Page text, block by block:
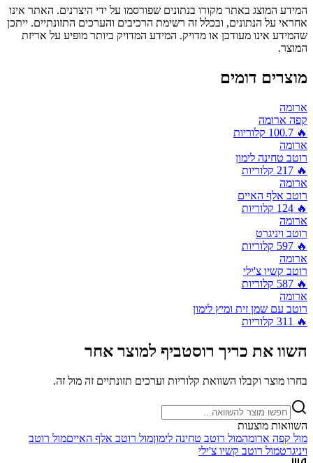
המידע המוצג באתר מקורו בנתונים שפורסמו על ידי היצרנים. האתר אינו
אחראי על הנתונים, ובכלל זה רשימת הרכיבים והערכים התזונתיים. ייתכן
שהמידע אינו מעודכן או מדויק. המידע המדויק ביותר מופיע על אריזת
המוצר.
מוצרים דומים
ארומה
קפה ארומה
🔥
100.7 קלוריות
ארומה
רוטב טחינה לימון
🔥
217 קלוריות
ארומה
רוטב אלף האיים
🔥
124 קלוריות
ארומה
רוטב ויניגרט
🔥
597 קלוריות
ארומה
רוטב קשיו צ'ילי
🔥
587 קלוריות
ארומה
רוטב עם שמן זית ומיץ לימון
🔥
311 קלוריות
השוו את כריך רוסטביף למוצר אחר
בחרו מוצר וקבלו השוואת קלוריות וערכים תזונתיים זה מול זה.
השוואות מוצעות
מול קפה ארומהמול רוטב טחינה לימוןמול רוטב אלף האייםמול רוטב
ויניגרטמול רוטב קשיו צ'ילי